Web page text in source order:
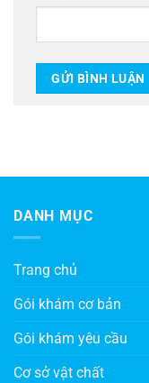
DANH MỤC
Trang chủ
Gói khám cơ bản
Gói khám yêu cầu
Cơ sở vật chất